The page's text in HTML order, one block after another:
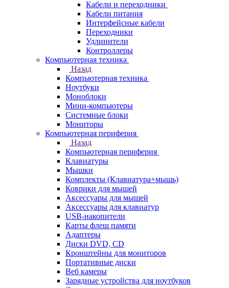
Кабели и переходники
Кабели питания
Интерфейсные кабели
Переходники
Удлинители
Контроллеры
Компьютерная техника
Назад
Компьютерная техника
Ноутбуки
Моноблоки
Мини-компьютеры
Системные блоки
Мониторы
Компьютерная периферия
Назад
Компьютерная периферия
Клавиатуры
Мышки
Комплекты (Клавиатура+мышь)
Коврики для мышей
Аксессуары для мышей
Аксессуары для клавиатур
USB-накопители
Карты флеш памяти
Адаптеры
Диски DVD, CD
Кронштейны для мониторов
Портативные диски
Веб камеры
Зарядные устройства для ноутбуков